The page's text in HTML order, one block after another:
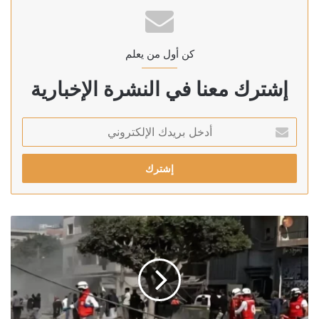
كن أول من يعلم
إشترك معنا في النشرة الإخبارية
بريدك
الإلكتروني